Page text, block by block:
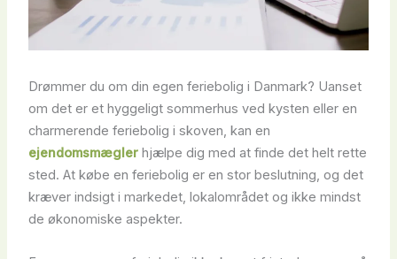
Drømmer du om din egen feriebolig i Danmark? Uanset
om det er et hyggeligt sommerhus ved kysten eller en
charmerende feriebolig i skoven, kan en
ejendomsmæglerhjælpe dig med at finde det helt rette
sted. At købe en feriebolig er en stor beslutning, og det
kræver indsigt i markedet, lokalområdet og ikke mindst
de økonomiske aspekter.